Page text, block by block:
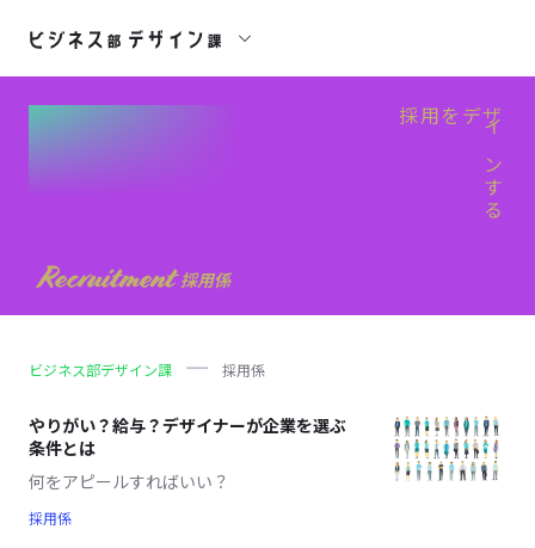
採用をデザ
インする
Recruitment採用係
ビジネス部デザイン課 採用係
やりがい？給与？デザイナーが企業を選ぶ
条件とは
何をアピールすればいい？
採用係